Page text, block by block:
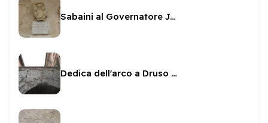
Sabaini al Governatore Jacovacci
Dedica dell'arco a Druso e Germanico